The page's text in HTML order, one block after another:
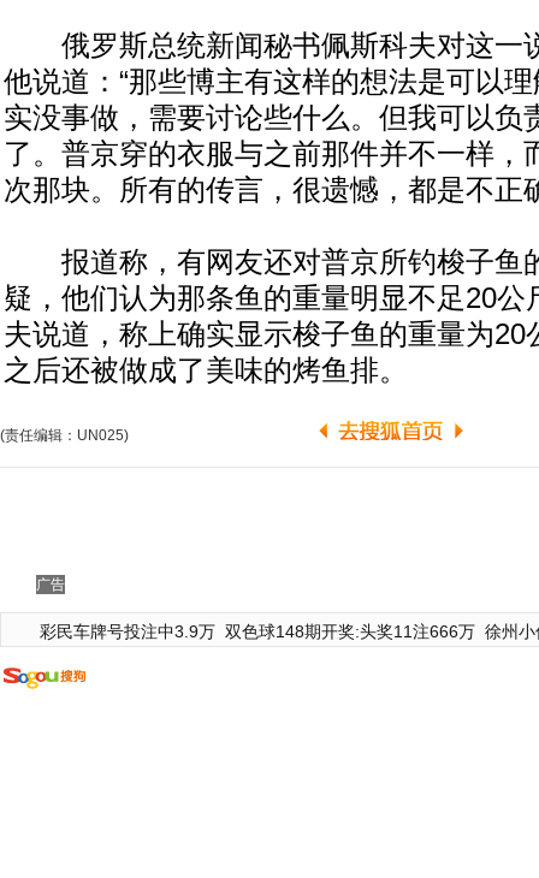
俄罗斯总统新闻秘书佩斯科夫对这一
他说道：“那些博主有这样的想法是可以
实没事做，需要讨论些什么。但我可以负
了。普京穿的衣服与之前那件并不一样，
次那块。所有的传言，很遗憾，都是不正
报道称，有网友还对普京所钓梭子鱼
疑，他们认为那条鱼的重量明显不足20公
夫说道，称上确实显示梭子鱼的重量为20
之后还被做成了美味的烤鱼排。
(责任编辑：UN025)
广告
彩民车牌号投注中3.9万 双色球148期开奖:头奖11注666万 徐州